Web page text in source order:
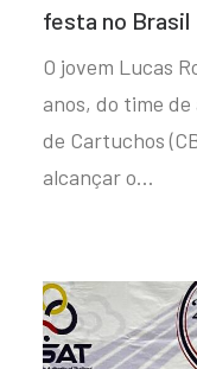
festa no Brasil
O jovem Lucas
anos, do time
de Cartuchos
alcançar o…